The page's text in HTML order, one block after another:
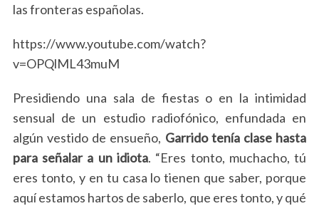
las fronteras españolas.
https://www.youtube.com/watch?
v=OPQlML43muM
Presidiendo una sala de fiestas o en la intimidad
sensual de un estudio radiofónico, enfundada en
algún vestido de ensueño, Garrido tenía clase hasta
para señalar a un idiota. “Eres tonto, muchacho, tú
eres tonto, y en tu casa lo tienen que saber, porque
aquí estamos hartos de saberlo, que eres tonto, y qué